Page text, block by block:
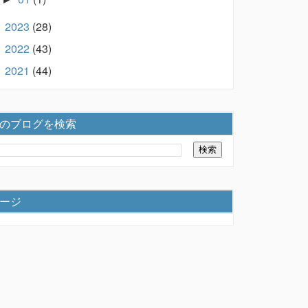
2023 (28)
2022 (43)
2021 (44)
ブログを検索
ジ